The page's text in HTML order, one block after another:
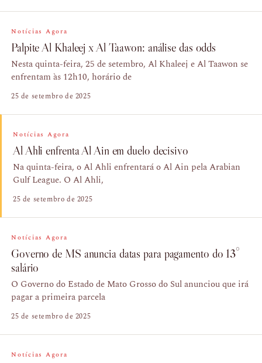
Notícias Agora
Palpite Al Khaleej x Al Taawon: análise das odds
Nesta quinta-feira, 25 de setembro, Al Khaleej e Al Taawon se
enfrentam às 12h10, horário de
25 de setembro de 2025
Notícias Agora
Al Ahli enfrenta Al Ain em duelo decisivo
Na quinta-feira, o Al Ahli enfrentará o Al Ain pela Arabian
Gulf League. O Al Ahli,
25 de setembro de 2025
Notícias Agora
Governo de MS anuncia datas para pagamento do 13°
salário
O Governo do Estado de Mato Grosso do Sul anunciou que irá
pagar a primeira parcela
25 de setembro de 2025
Notícias Agora